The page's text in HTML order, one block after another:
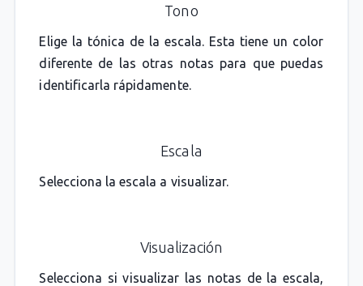
Tono
Elige la tónica de la escala. Esta tiene un color
diferente de las otras notas para que puedas
identificarla rápidamente.
Escala
Selecciona la escala a visualizar.
Visualización
Selecciona si visualizar las notas de la escala,